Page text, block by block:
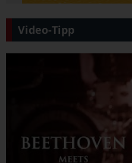
Video-Tipp